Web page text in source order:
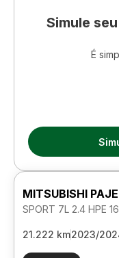
Simule
É
MITSUBISHI
SPORT 7L 2.4 HPE
21.222 km2023/